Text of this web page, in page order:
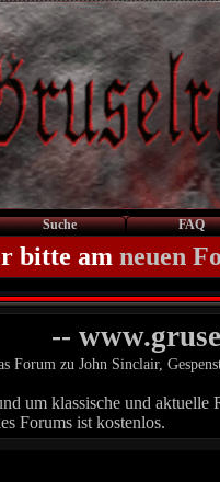
Suche FAQ
bitte am neuen
--
Forum zu John Sinclair,
um klassische und
Forums ist kostenlos.